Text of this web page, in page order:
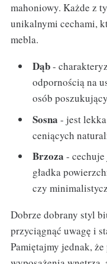
mahoniowy. Każde z
unikalnymi cechami,
mebla.
Dąb-
odpornością na
osób
Sosna - jest
ceniących
Brzoza -
gładka
czy
Dobrze dobrany styl
przyciągnąć uwagę i
Pamiętajmy jednak,